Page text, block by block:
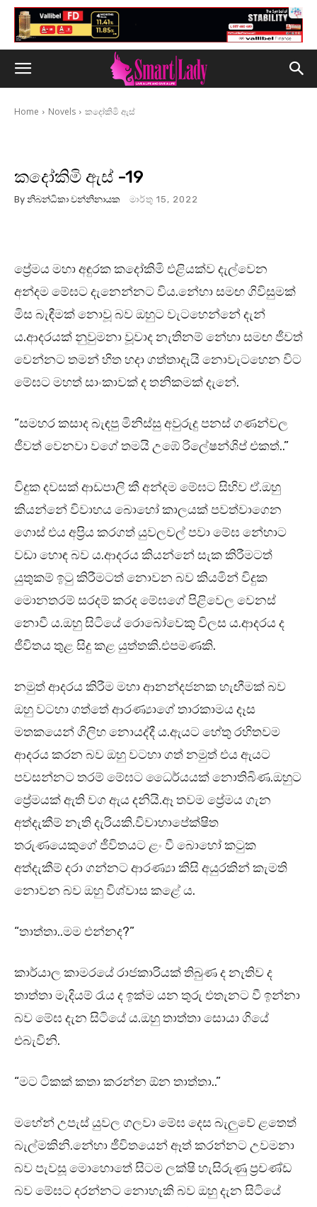
Home Novels කදෝකිමි ඇස්
කදෝකිමි ඇස් -19
By නිබන්ධිකා වන්නිනායක මාර්තු 15, 2022
ප්‍රේමය මහා අඳුරක කදෝකිමි එළියක්ව දැල්වෙන
අන්දම මේඝට දැනෙන්නට විය.නේහා සමඟ ගිවිසුමක්
මිස බැඳීමක් නොවූ බව ඔහුට වැටහෙන්නේ දැන්
ය.ආදරයක් නුවුමනා වූවාද නැතිනම් නේහා සමඟ ජීවත්
වෙන්නට තමන් හිත හදා ගත්තාදැයි නොවැටහෙන විට
මේඝට මහත් සාංකාවක් ද තනිකමක් දැනේ.
“සමහර කසාද බැඳපු මිනිස්සු අවුරුදු පනස් ගණන්වල
ජීවත් වෙනවා වගේ තමයි උඹේ රිලේෂන්ශිප් එකත්..”
විදුක දවසක් ආඩපාලි කී අන්දම මේඝට සිහිව ඒ.ඔහු
කියන්නේ විවාහය බොහෝ කාලයක් පවත්වාගෙන
ගොස් එය අප්‍රිය කරගත් යුවලවල් පවා මේඝ නේහාට
වඩා හොඳ බව ය.ආදරය කියන්නේ සැක කිරීමටත්
යුතුකම් ඉටු කිරීමටත් නොවන බව කියමින් විදුක
මොනතරම් සරදම් කරද මේඝගේ පිළිවෙල වෙනස්
නොවී ය.ඔහු සිටියේ රොබෝවෙකු විලස ය.ආදරය ද
ජීවිතය තුළ සිදු කළ යුත්තකි.එපමණකි.
නමුත් ආදරය කිරීම මහා ආනන්දජනක හැඟීමක් බව
ඔහු වටහා ගත්තේ ආරණ්‍යාගේ තාරකාමය දෑස
මතකයෙන් ගිලිහ නොයද්දී ය.ඇයට හේතු රහිතවම
ආදරය කරන බව ඔහු වටහා ගත් නමුත් එය ඇයට
පවසන්නට තරම් මේඝට ධෛර්යයක් නොතිබිණ.ඔහුට
ප්‍රේමයක් ඇති වග ඇය දනියි.ඈ තවම ප්‍රේමය ගැන
අත්දැකීම් නැති දැරියකි.විවාහාපේක්ෂිත
තරුණයෙකුගේ ජීවිතයට ළං වී බොහෝ කටුක
අත්දැකීම් දරා ගන්නට ආරණ්‍යා කිසි අයුරකින් කැමති
නොවන බව ඔහු විශ්වාස කළේ ය.
“තාත්තා..මම එන්නද?”
කාර්යාල කාමරයේ රාජකාරියක් තිබුණ ද නැතිව ද
තාත්තා මැදියම් රැය ද ඉක්ම යන තුරු එතැනට වී ඉන්නා
බව මේඝ දැන සිටියේ ය.ඔහු තාත්තා සොයා ගියේ
එබැවිනි.
“මට ටිකක් කතා කරන්න ඕන තාත්තා..”
මහේන් උපැස් යුවල ගලවා මේඝ දෙස බැලුවේ ළතෙත්
බැල්මකිනි.නේහා ජීවිතයෙන් ඈත් කරන්නට උවමනා
බව පැවසූ මොහොතේ සිටම ලක්ෂි හැසිරුණු ප්‍රචණ්ඩ
බව මේඝට දරන්නට නොහැකි බව ඔහු දැන සිටියේ